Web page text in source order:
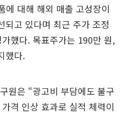
에 대해 해외 매출 고성장이
되고 있다며 최근 주가 조정
했다. 목표주가는 190만 원,
했다.
원은 “광고비 부담에도 불구
격 인상 효과로 실적 체력이